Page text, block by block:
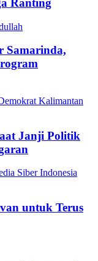
Ranting
Samarinda,
Janji Politik
untuk Terus